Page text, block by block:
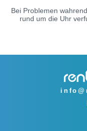
Bei Problemen
rund um die Uhr